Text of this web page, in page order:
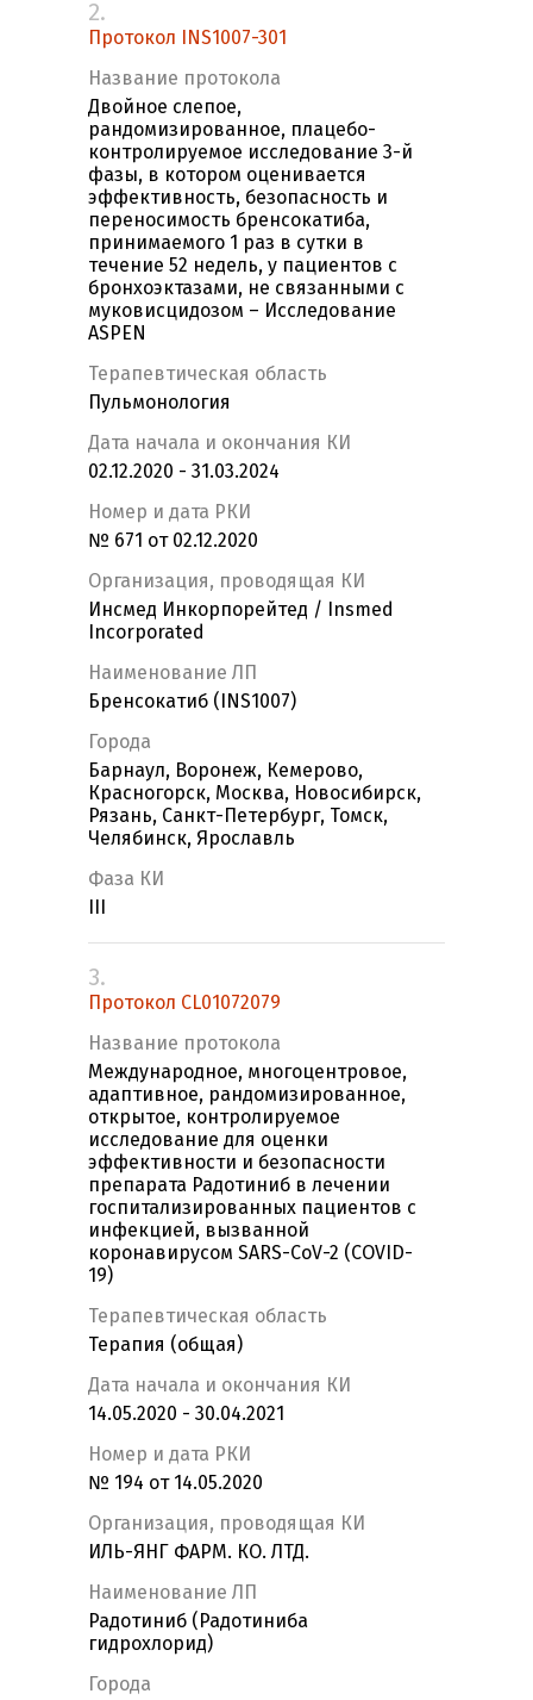
2.
Протокол INS1007-301
Название протокола
Двойное слепое,
рандомизированное, плацебо-
контролируемое исследование 3-й
фазы, в котором оценивается
эффективность, безопасность и
переносимость бренсокатиба,
принимаемого 1 раз в сутки в
течение 52 недель, у пациентов с
бронхоэктазами, не связанными с
муковисцидозом – Исследование
ASPEN
Терапевтическая область
Пульмонология
Дата начала и окончания КИ
02.12.2020 - 31.03.2024
Номер и дата РКИ
№ 671 от 02.12.2020
Организация, проводящая КИ
Инсмед Инкорпорейтед / Insmed
Incorporated
Наименование ЛП
Бренсокатиб (INS1007)
Города
Барнаул, Воронеж, Кемерово,
Красногорск, Москва, Новосибирск,
Рязань, Санкт-Петербург, Томск,
Челябинск, Ярославль
Фаза КИ
3.
Протокол CL01072079
Название протокола
Международное, многоцентровое,
адаптивное, рандомизированное,
открытое, контролируемое
исследование для оценки
эффективности и безопасности
препарата Радотиниб в лечении
госпитализированных пациентов с
инфекцией, вызванной
коронавирусом SARS-CoV-2 (COVID-
19)
Терапевтическая область
Терапия (общая)
Дата начала и окончания КИ
14.05.2020 - 30.04.2021
Номер и дата РКИ
№ 194 от 14.05.2020
Организация, проводящая КИ
ИЛЬ-ЯНГ ФАРМ. КО. ЛТД.
Наименование ЛП
Радотиниб (Радотиниба
гидрохлорид)
Города